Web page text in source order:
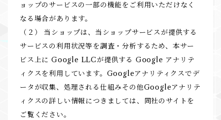
ョップのサービスの一部の機能をご利用いただけなく
なる場合があります。
（２） 当ショップは、当ショップサービスが提供する
サービスの利用状況等を調査・分析するため、本サー
ビス上に Google LLCが提供する Google アナリテ
ィクスを利用しています。Googleアナリティクスでデ
ータが収集、処理される仕組みその他Googleアナリテ
ィクスの詳しい情報につきましては、同社のサイトを
ご覧ください。